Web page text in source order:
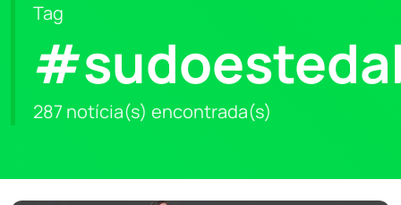
Tag
287 notícia(s) encontrada(s)